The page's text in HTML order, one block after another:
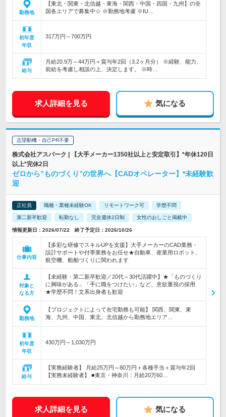
勤務地
【東北・関東・北信越・東海・関西・中国・四国・九州】の全
国各エリアで募集中☆ ※勤務地考慮 ※IU…
初年度
年収
317万円～700万円
給与
月給20.9万～44万円＋賞与年2回（3.2ヶ月分） ※経験、能力、
前給を考慮し相談の上、決定します。 ※時…
求人詳細を見る 気になる
志望動機・自己PR不要
株式会社アスパーク | 【大手メーカー1350社以上と安定取引】*年休120日
以上*完休2日
ゼロから”ものづくり”の世界へ【CADオペレーター】*未経験歓
迎
正社員 職種・業種未経験OK リモートワーク可 学歴不問
第二新卒歓迎 転勤なし 完全週休2日制 女性のおしごと掲載中
情報更新日：2026/07/22 終了予定日：2026/10/26
仕事内容
【多彩な研修でスキルUPを支援】大手メーカーのCAD業務・
設計サポートや付帯業務をお任せ★自動車、産業用ロボット、
航空機、船舶づくりに関われます
対象と
なる方
【未経験・第二新卒歓迎／20代～30代活躍中】★「ものづくり
に興味がある」「手に職をつけたい」など、意欲重視の採用
★学歴不問！文系出身者も歓迎
勤務地
【プロジェクトによって在宅勤務も可能】 関西、関東、東
海、九州、中国、東北、北信越から勤務地エリア…
初年度
年収
430万円～1,030万円
給与
【実務経験者】 月給25万円～80万円＋各種手当＋賞与年2回
【実務未経験者】 ■東京・神奈川：月給20万60…
求人詳細を見る 気になる